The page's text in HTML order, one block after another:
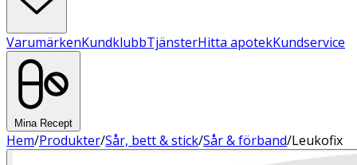
VarumärkenKundklubbTjänsterHitta apotekKundservice
Mina Recept
Hem/Produkter/Sår, bett & stick/Sår & förband/Leukofix